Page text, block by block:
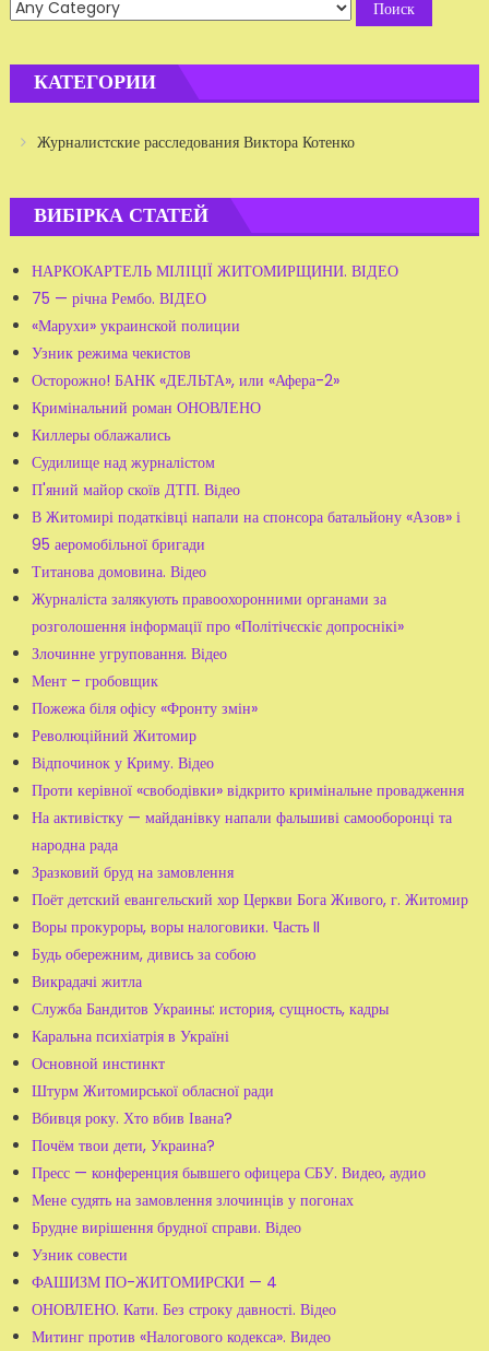
КАТЕГОРИИ
Журналистские расследования Виктора Котенко
ВИБІРКА СТАТЕЙ
НАРКОКАРТЕЛЬ МІЛІЦІЇ ЖИТОМИРЩИНИ. ВІДЕО
75 — річна Рембо. ВІДЕО
«Марухи» украинской полиции
Узник режима чекистов
Осторожно! БАНК «ДЕЛЬТА», или «Афера-2»
Кримінальний роман ОНОВЛЕНО
Киллеры облажались
Судилище над журналістом
П'яний майор скоїв ДТП. Відео
В Житомирі податківці напали на спонсора батальйону «Азов» і
95 аеромобільної бригади
Титанова домовина. Відео
Журналіста залякують правоохоронними органами за
розголошення інформації про «Політічєскіє допроснікі»
Злочинне угруповання. Відео
Мент – гробовщик
Пожежа біля офісу «Фронту змін»
Революційний Житомир
Відпочинок у Криму. Відео
Проти керівної «свободівки» відкрито кримінальне провадження
На активістку — майданівку напали фальшиві самооборонці та
народна рада
Зразковий бруд на замовлення
Поёт детский евангельский хор Церкви Бога Живого, г. Житомир
Воры прокуроры, воры налоговики. Часть II
Будь обережним, дивись за собою
Викрадачі житла
Служба Бандитов Украины: история, сущность, кадры
Каральна психіатрія в Україні
Основной инстинкт
Штурм Житомирської обласної ради
Вбивця року. Хто вбив Івана?
Почём твои дети, Украина?
Пресс — конференция бывшего офицера СБУ. Видео, аудио
Мене судять на замовлення злочинців у погонах
Брудне вирішення брудної справи. Відео
Узник совести
ФАШИЗМ ПО-ЖИТОМИРСКИ — 4
ОНОВЛЕНО. Кати. Без строку давності. Відео
Митинг против «Налогового кодекса». Видео